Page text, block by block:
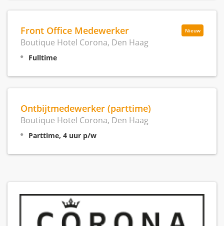
Nieuw
Front Office Medewerker
Boutique Hotel Corona, Den Haag
Fulltime
Ontbijtmedewerker (parttime)
Boutique Hotel Corona, Den Haag
Parttime, 4 uur p/w